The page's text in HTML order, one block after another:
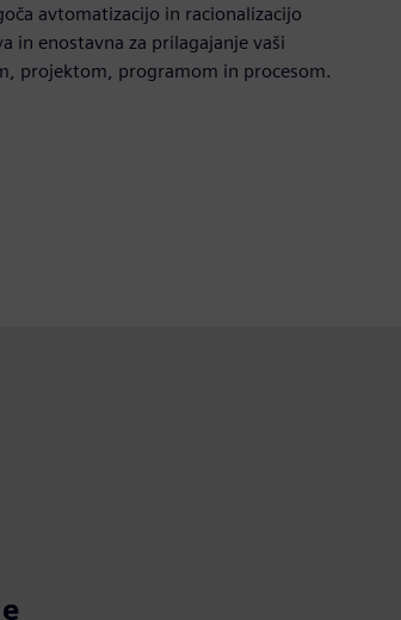
avtomatizacijo in racionalizacijo
in enostavna za prilagajanje vaši
projektom, programom in procesom.